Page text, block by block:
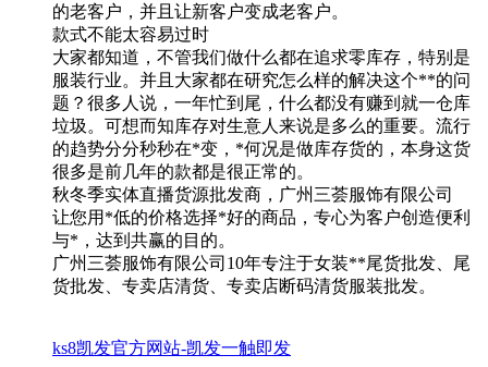
的老客户，并且让新客户变成老客户。
款式不能太容易过时
大家都知道，不管我们做什么都在追求零库存，特别是
服装行业。并且大家都在研究怎么样的解决这个**的问
题？很多人说，一年忙到尾，什么都没有赚到就一仓库
垃圾。可想而知库存对生意人来说是多么的重要。流行
的趋势分分秒秒在*变，*何况是做库存货的，本身这货
很多是前几年的款都是很正常的。
秋冬季实体直播货源批发商，广州三荟服饰有限公司
让您用*低的价格选择*好的商品，专心为客户创造便利
与*，达到共赢的目的。
广州三荟服饰有限公司10年专注于女装**尾货批发、尾
货批发、专卖店清货、专卖店断码清货服装批发。
ks8凯发官方网站-凯发一触即发